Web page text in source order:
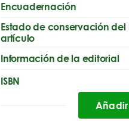
Encuadernación
Estado de conservación del
artículo
Información de la editorial
ISBN